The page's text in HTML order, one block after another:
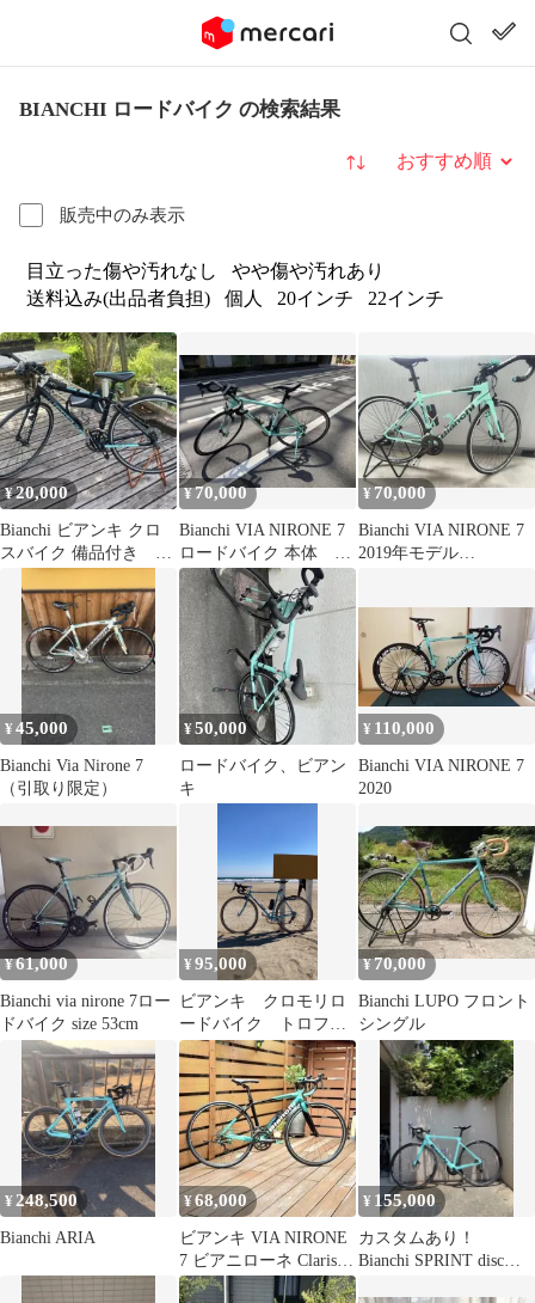
BIANCHI ロードバイク の検索結果
販売中のみ表示
並び替え
目立った傷や汚れなし
やや傷や汚れあり
送料込み(出品者負担)
個人 20インチ 22インチ
¥20,000
Bianchi ビアンキ クロ
スバイク 備品付き
(ジャンク/現状品)
¥70,000
Bianchi VIA NIRONE 7
ロードバイク 本体 サ
イズ50
¥70,000
Bianchi VIA NIRONE 7
2019年モデル
¥45,000
Bianchi Via Nirone 7
（引取り限定）
¥50,000
ロードバイク、ビアン
キ
¥ 110,000
Bianchi VIA NIRONE 7
2020
¥61,000
Bianchi via nirone 7ロー
ドバイク size 53cm
¥95,000
ビアンキ クロモリロ
ードバイク トロフェ
オ
¥70,000
Bianchi LUPO フロント
シングル
¥ 248,500
Bianchi ARIA
¥68,000
ビアンキ VIA NIRONE
7 ビアニローネ Claris
SIZE46
¥ 155,000
カスタムあり！
Bianchi SPRINT disc